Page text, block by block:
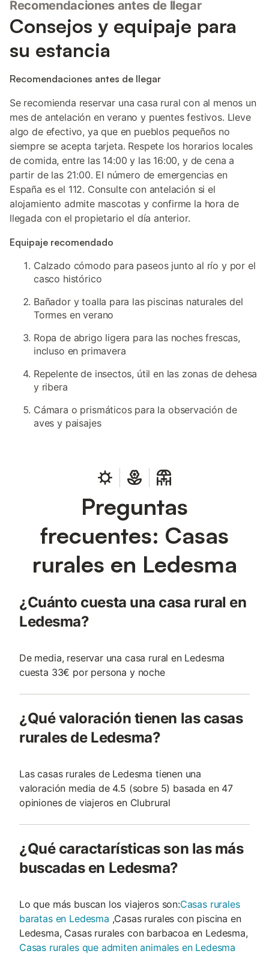
Recomendaciones antes de llegar
Consejos y equipaje para
su estancia
Recomendaciones antes de llegar
Se recomienda reservar una casa rural con al menos un
mes de antelación en verano y puentes festivos. Lleve
algo de efectivo, ya que en pueblos pequeños no
siempre se acepta tarjeta. Respete los horarios locales
de comida, entre las 14:00 y las 16:00, y de cena a
partir de las 21:00. El número de emergencias en
España es el 112. Consulte con antelación si el
alojamiento admite mascotas y confirme la hora de
llegada con el propietario el día anterior.
Equipaje recomendado
Calzado cómodo para paseos junto al río y por el
casco histórico
Bañador y toalla para las piscinas naturales del
Tormes en verano
Ropa de abrigo ligera para las noches frescas,
incluso en primavera
Repelente de insectos, útil en las zonas de dehesa
y ribera
Cámara o prismáticos para la observación de
aves y paisajes
Preguntas
frecuentes: Casas
rurales en Ledesma
¿Cuánto cuesta una casa rural en
Ledesma?
De media, reservar una casa rural en Ledesma
cuesta 33€ por persona y noche
¿Qué valoración tienen las casas
rurales de Ledesma?
Las casas rurales de Ledesma tienen una
valoración media de 4.5 (sobre 5) basada en 47
opiniones de viajeros en Clubrural
¿Qué caractarísticas son las más
buscadas en Ledesma?
Lo que más buscan los viajeros son:Casas rurales
baratas en Ledesma ,Casas rurales con piscina en
Ledesma, Casas rurales con barbacoa en Ledesma,
Casas rurales que admiten animales en Ledesma